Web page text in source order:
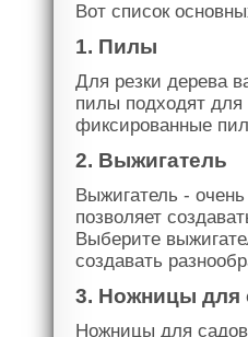
Вот список
1. Пилы
Для резки дерева
пилы подходят для
фиксированные
2. Выжигатель
Выжигатель -
позволяет
Выберите
создавать
3. Ножницы для
Ножницы для